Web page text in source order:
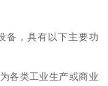
备，具有以下主要功
各类工业生产或商业